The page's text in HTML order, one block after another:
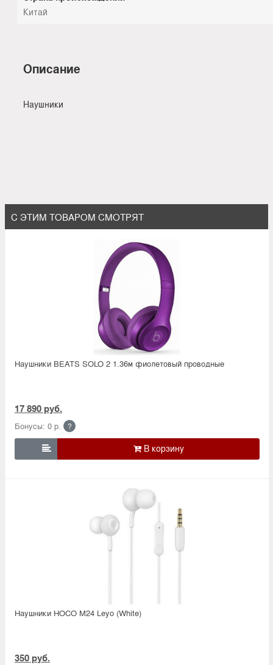
Китай
Описание
Наушники
С ЭТИМ ТОВАРОМ СМОТРЯТ
Наушники BEATS SOLO 2 1.36м фиолетовый проводные
17 890 руб.
Бонусы: 0 р. ?

Наушники HOCO M24 Leyo (White)
350 руб.